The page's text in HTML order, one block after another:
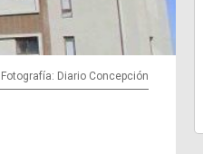
Fotografía: Diario Concepción